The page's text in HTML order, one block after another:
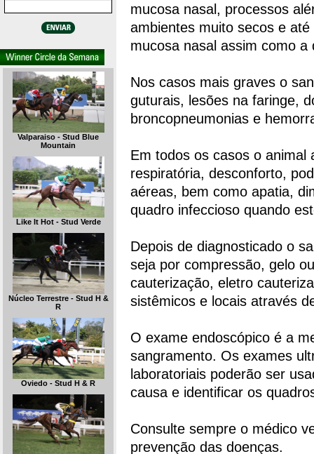
Valparaiso - Stud Blue
Mountain
Like It Hot - Stud Verde
Núcleo Terrestre - Stud H &
R
Oviedo - Stud H & R
mucosa nasal, processos
ambientes muito secos e
mucosa nasal assim como
Nos casos mais graves o
guturais, lesões na faringe,
broncopneumonias e
Em todos os casos o animal
respiratória, desconforto,
aéreas, bem como apatia,
quadro infeccioso quando
Depois de diagnosticado o
seja por compressão, gelo
cauterização, eletro
sistêmicos e locais através
O exame endoscópico é a
sangramento. Os exames
laboratoriais poderão ser
causa e identificar os
Consulte sempre o médico
prevenção das doenças.